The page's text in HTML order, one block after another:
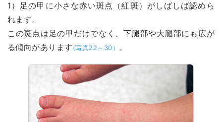
1）足の甲に小さな赤い斑点（紅斑）がしばしば認めら
れます。
この斑点は足の甲だけでなく、下腿部や大腿部にも広が
る傾向があります (写真22～30） 。